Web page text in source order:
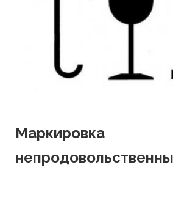
Маркировка